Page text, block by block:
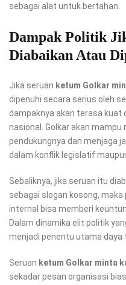
sebagai alat untuk bertahan.
Dampak Politik
Diabaikan Atau
Jika seruan ketum Golkar
dipenuhi secara serius oleh
dampaknya akan terasa kuat
nasional. Golkar akan
pendukungnya dan menjaga
dalam konflik legislatif
Sebaliknya, jika seruan itu
sebagai slogan kosong,
internal bisa memberi
Dalam dinamika elit politik
menjadi penentu utama daya
Seruan ketum Golkar minta
sekadar pesan organisasi